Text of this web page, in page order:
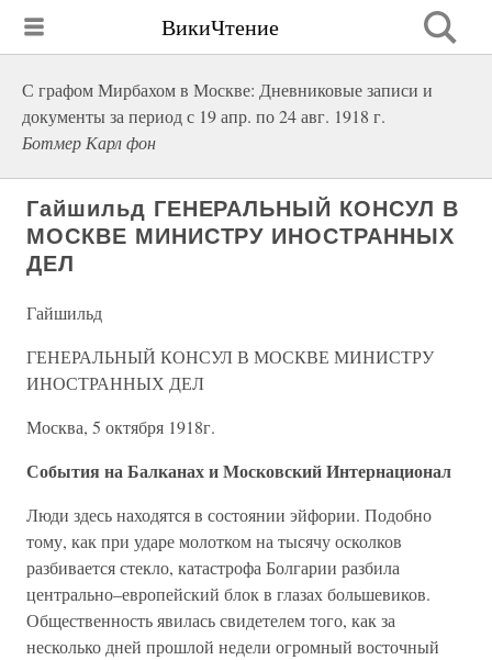
ВикиЧтение
С графом Мирбахом в Москве: Дневниковые записи и
документы за период с 19 апр. по 24 авг. 1918 г.
Ботмер Карл фон
Гайшильд ГЕНЕРАЛЬНЫЙ КОНСУЛ В
МОСКВЕ МИНИСТРУ ИНОСТРАННЫХ
ДЕЛ
Гайшильд
ГЕНЕРАЛЬНЫЙ КОНСУЛ В МОСКВЕ МИНИСТРУ
ИНОСТРАННЫХ ДЕЛ
Москва, 5 октября 1918г.
События на Балканах и Московский Интернационал
Люди здесь находятся в состоянии эйфории. Подобно
тому, как при ударе молотком на тысячу осколков
разбивается стекло, катастрофа Болгарии разбила
центрально–европейский блок в глазах большевиков.
Общественность явилась свидетелем того, как за
несколько дней прошлой недели огромный восточный